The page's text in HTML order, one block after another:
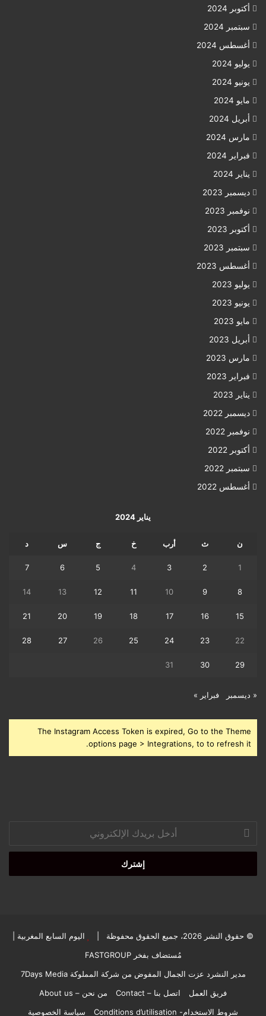
أكتوبر 2024
سبتمبر 2024
أغسطس 2024
يوليو 2024
يونيو 2024
مايو 2024
أبريل 2024
مارس 2024
فبراير 2024
يناير 2024
ديسمبر 2023
نوفمبر 2023
أكتوبر 2023
سبتمبر 2023
أغسطس 2023
يوليو 2023
يونيو 2023
مايو 2023
أبريل 2023
مارس 2023
فبراير 2023
يناير 2023
ديسمبر 2022
نوفمبر 2022
أكتوبر 2022
سبتمبر 2022
أغسطس 2022
يناير 2024
ن ث أرب خ ج س د
1
2
3
4
5
6
7
8
9
10
11
12
13
14
15
16
17
18
19
20
21
22
23
24
25
26
27
28
29
30
31
« ديسمبر فبراير »
The Instagram Access Token is expired, Go to the Theme
options page > Integrations, to to refresh it.
بريدك
الإلكتروني
© حقوق النشر 2026، جميع الحقوق محفوظة | اليوم السابع المغربية
مُستضاف بفخرFASTGROUP
مدير النشرد عزت الجمال المفوض من شركة المملوكة 7Days Media
فريق العمل
اتصل بنا – Contact
من نحن – About us
شروط الاستخدام- Conditions d’utilisation
سياسة الخصوصية